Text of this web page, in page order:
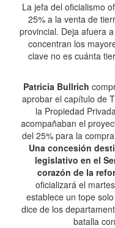
La jefa del oficialismo
25% a la venta de
provincial. Deja afuera
concentran los
clave no es cuánta
Patricia Bullrich
aprobar el capítulo de
la Propiedad
acompañaban el
del 25% para la
Una concesión
legislativo en el
corazón de la
oficializará el
establece un tope
dice de los
batalla